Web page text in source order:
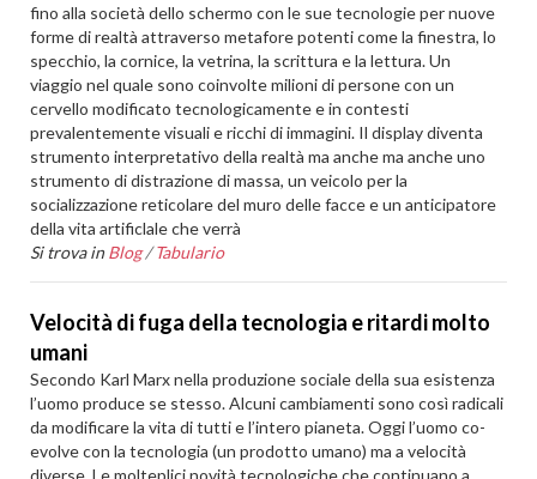
fino alla società dello schermo con le sue tecnologie per nuove
forme di realtà attraverso metafore potenti come la finestra, lo
specchio, la cornice, la vetrina, la scrittura e la lettura. Un
viaggio nel quale sono coinvolte milioni di persone con un
cervello modificato tecnologicamente e in contesti
prevalentemente visuali e ricchi di immagini. Il display diventa
strumento interpretativo della realtà ma anche ma anche uno
strumento di distrazione di massa, un veicolo per la
socializzazione reticolare del muro delle facce e un anticipatore
della vita artificlale che verrà
Si trova in Blog /Tabulario
Velocità di fuga della tecnologia e ritardi molto
umani
Secondo Karl Marx nella produzione sociale della sua esistenza
l’uomo produce se stesso. Alcuni cambiamenti sono così radicali
da modificare la vita di tutti e l’intero pianeta. Oggi l’uomo co-
evolve con la tecnologia (un prodotto umano) ma a velocità
diverse. Le molteplici novità tecnologiche che continuano a